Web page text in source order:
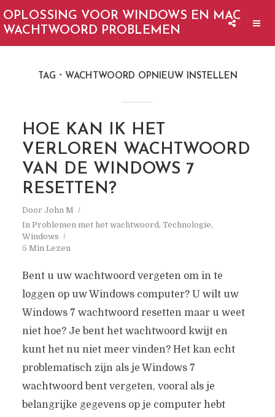
OPLOSSING VOOR WINDOWS EN MAC
WACHTWOORD PROBLEMEN
TAG WACHTWOORD OPNIEUW INSTELLEN
HOE KAN IK HET
VERLOREN WACHTWOORD
VAN DE WINDOWS 7
RESETTEN?
Door John M
In Problemen met het wachtwoord, Technologie,
Windows
5 Min Lezen
Bent u uw wachtwoord vergeten om in te
loggen op uw Windows computer? U wilt uw
Windows 7 wachtwoord resetten maar u weet
niet hoe? Je bent het wachtwoord kwijt en
kunt het nu niet meer vinden? Het kan echt
problematisch zijn als je Windows 7
wachtwoord bent vergeten, vooral als je
belangrijke gegevens op je computer hebt